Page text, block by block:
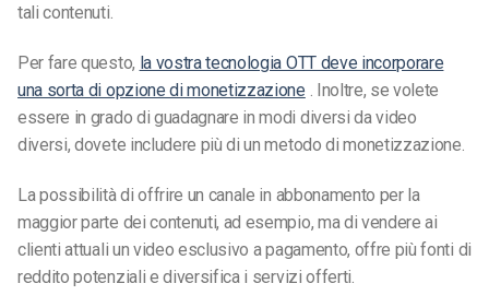
tali contenuti.
Per fare questo, la vostra tecnologia OTT deve incorporare
una sorta di opzione di monetizzazione
. Inoltre, se volete
essere in grado di guadagnare in modi diversi da video
diversi, dovete includere più di un metodo di monetizzazione.
La possibilità di offrire un canale in abbonamento per la
maggior parte dei contenuti, ad esempio, ma di vendere ai
clienti attuali un video esclusivo a pagamento, offre più fonti di
reddito potenziali e diversifica i servizi offerti.